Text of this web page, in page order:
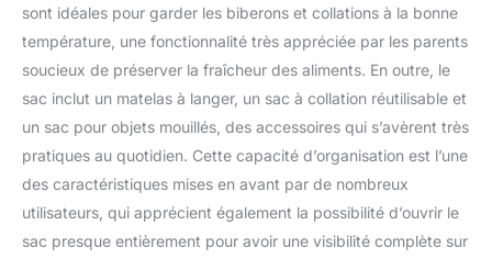
sont idéales pour garder les biberons et collations à la bonne
température, une fonctionnalité très appréciée par les parents
soucieux de préserver la fraîcheur des aliments. En outre, le
sac inclut un matelas à langer, un sac à collation réutilisable et
un sac pour objets mouillés, des accessoires qui s’avèrent très
pratiques au quotidien. Cette capacité d’organisation est l’une
des caractéristiques mises en avant par de nombreux
utilisateurs, qui apprécient également la possibilité d’ouvrir le
sac presque entièrement pour avoir une visibilité complète sur